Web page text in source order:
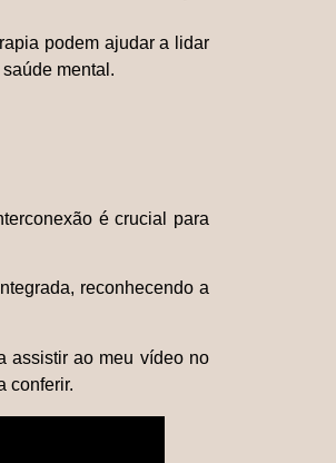
podem ajudar a lidar
mental.
é crucial para
reconhecendo a
assistir ao meu vídeo no
conferir.